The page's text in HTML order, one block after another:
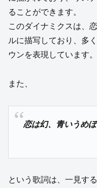
ることができます。
このダイナミクスは、
ルに描写しており、多
ウンを表現しています。
また、
恋は幻、青いうめ
という歌詞は、一見す